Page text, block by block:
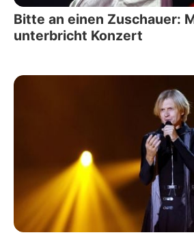
Bitte an einen Zuschauer:
unterbricht Konzert